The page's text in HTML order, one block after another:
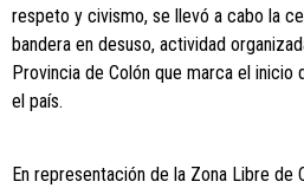
respeto y civismo, se llevó a cabo la
bandera en desuso, actividad
Provincia de Colón que marca el
el país.
En representación de la Zona Libre de